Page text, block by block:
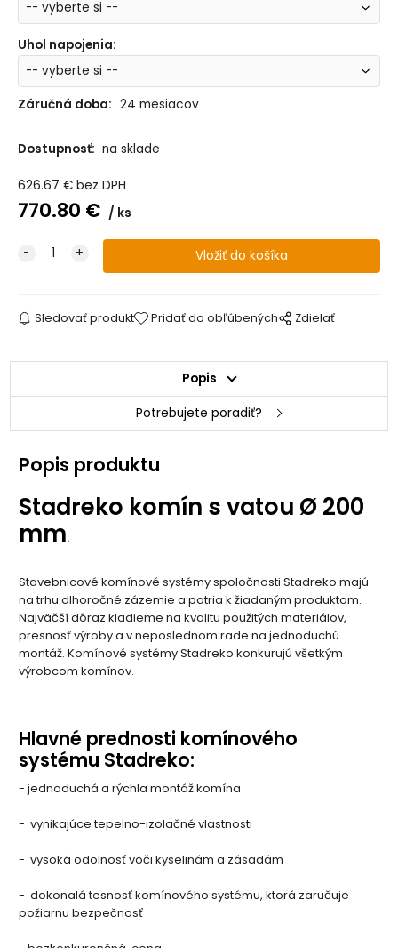
Uhol napojenia:
Záručná doba: 24 mesiacov
Dostupnosť: na sklade
626.67 € bez DPH
770.80 € ks
Sledovať produkt Pridať do obľúbených Zdielať
Popis
Potrebujete poradiť?
Popis produktu
Stadreko komín s vatou Ø 200
mm.
Stavebnicové komínové systémy spoločnosti Stadreko majú
na trhu dlhoročné zázemie a patria k žiadaným produktom.
Najväčší dôraz kladieme na kvalitu použitých materiálov,
presnosť výroby a v neposlednom rade na jednoduchú
montáž. Komínové systémy Stadreko konkurujú všetkým
výrobcom komínov.
Hlavné prednosti komínového
systému Stadreko:
- jednoduchá a rýchla montáž komína
- vynikajúce tepelno-izolačné vlastnosti
- vysoká odolnosť voči kyselinám a zásadám
- dokonalá tesnosť komínového systému, ktorá zaručuje
požiarnu bezpečnosť